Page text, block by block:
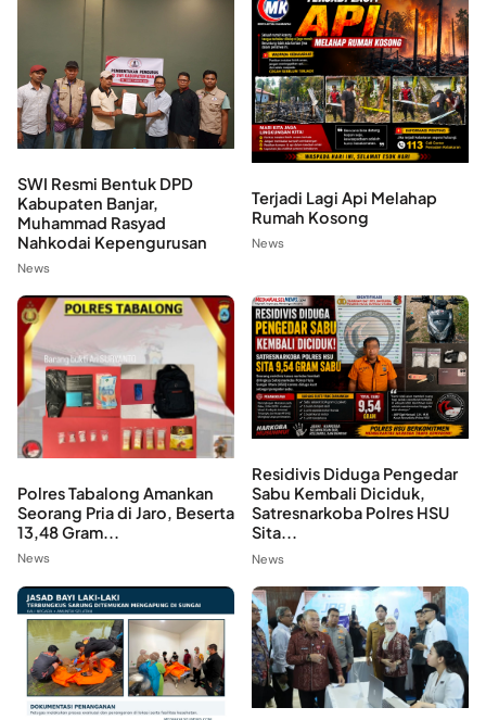
SWI Resmi Bentuk DPD
Kabupaten Banjar,
Muhammad Rasyad
Nahkodai Kepengurusan
News
Terjadi Lagi Api Melahap
Rumah Kosong
News
Polres Tabalong Amankan
Seorang Pria di Jaro, Beserta
13,48 Gram...
News
Residivis Diduga Pengedar
Sabu Kembali Diciduk,
Satresnarkoba Polres HSU
Sita...
News